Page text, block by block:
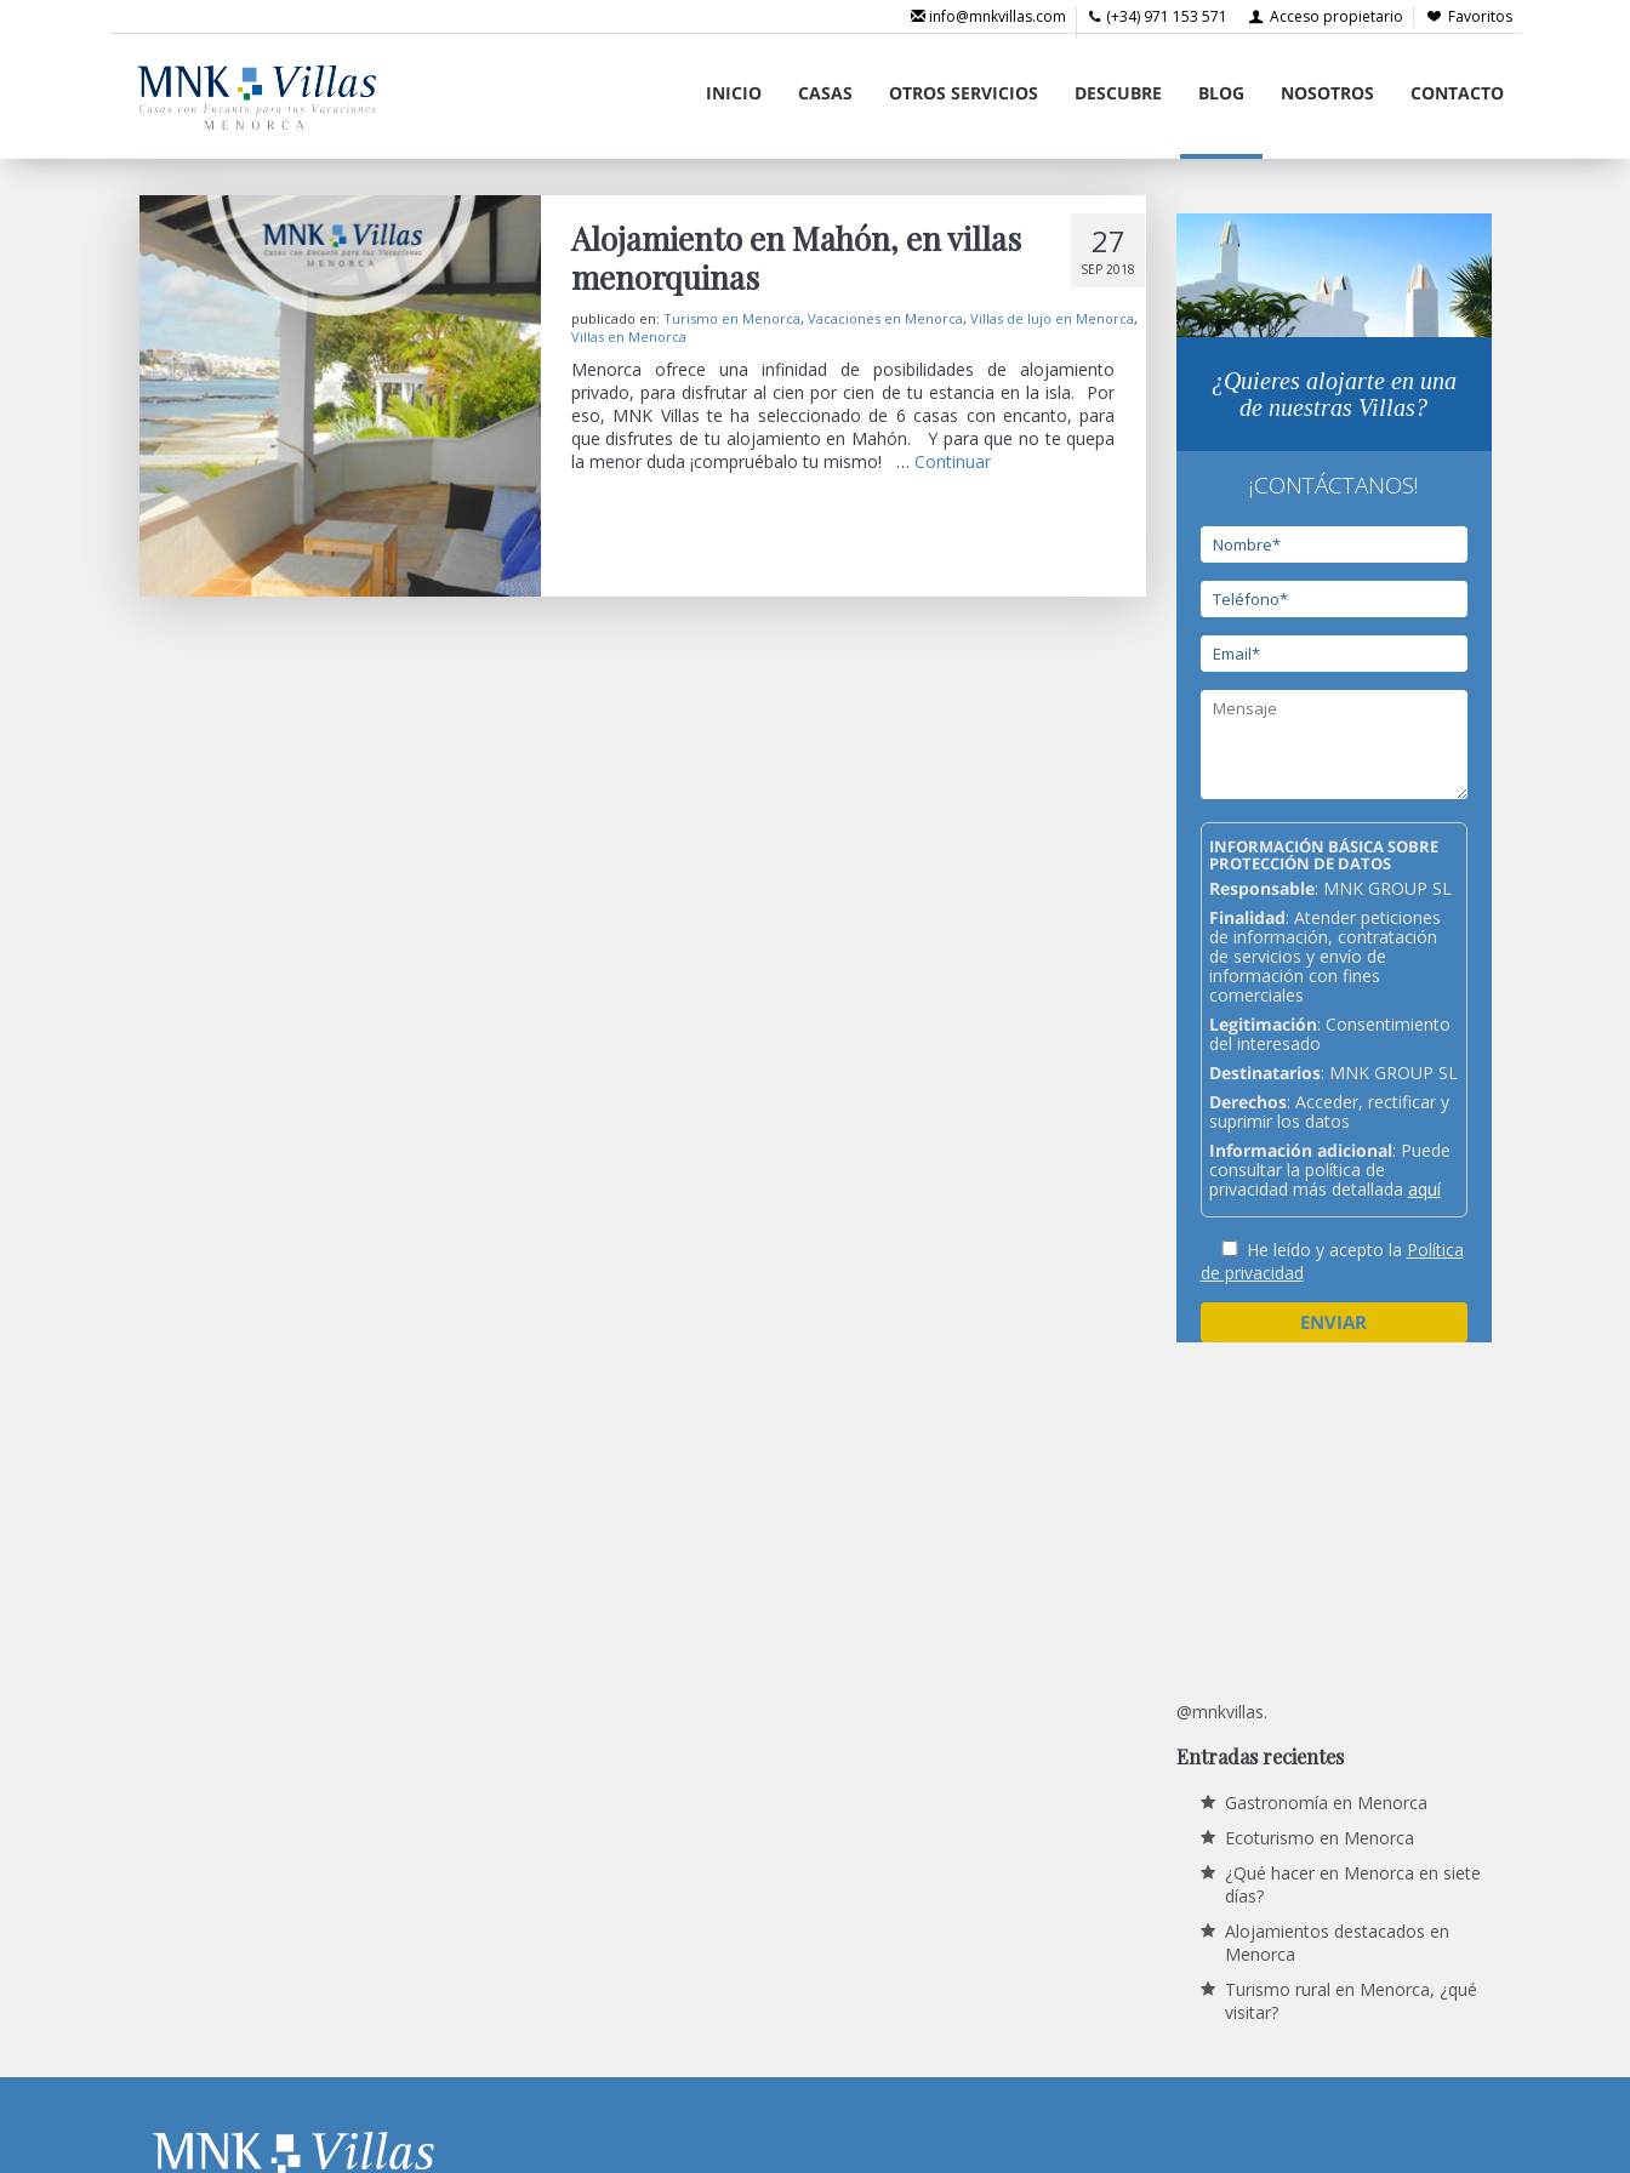
Favoritos
Acceso propietario
(+34) 971 153 571
info@mnkvillas.com
INICIO CASAS OTROS SERVICIOS DESCUBRE BLOG NOSOTROS CONTACTO
27
SEP 2018
Alojamiento en Mahón, en villas
menorquinas
publicado en: Turismo en Menorca, Vacaciones en Menorca, Villas de lujo en Menorca,
Villas en Menorca
Menorca ofrece una infinidad de posibilidades de alojamiento
privado, para disfrutar al cien por cien de tu estancia en la isla. Por
eso, MNK Villas te ha seleccionado de 6 casas con encanto, para
que disfrutes de tu alojamiento en Mahón. Y para que no te quepa
la menor duda ¡compruébalo tu mismo! … Continuar
¿Quieres alojarte en una
de nuestras Villas?
¡CONTÁCTANOS!
INFORMACIÓN BÁSICA SOBRE
PROTECCIÓN DE DATOS
Responsable: MNK GROUP SL
Finalidad: Atender peticiones
de información, contratación
de servicios y envío de
información con fines
comerciales
Legitimación: Consentimiento
del interesado
Destinatarios: MNK GROUP SL
Derechos: Acceder, rectificar y
suprimir los datos
Información adicional: Puede
consultar la política de
privacidad más detallada aquí
He leído y acepto la Política
de privacidad
@mnkvillas.
Entradas recientes
Gastronomía en Menorca
Ecoturismo en Menorca
¿Qué hacer en Menorca en siete
días?
Alojamientos destacados en
Menorca
Turismo rural en Menorca, ¿qué
visitar?